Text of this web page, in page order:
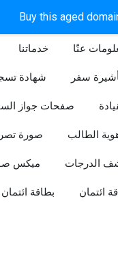
Buy this aged
خدماتنا عنّا
شهادة سفر
صفحات جواز
صورة الطالب
ميكس الدرجات
بطاقة ائتمان ائتمان